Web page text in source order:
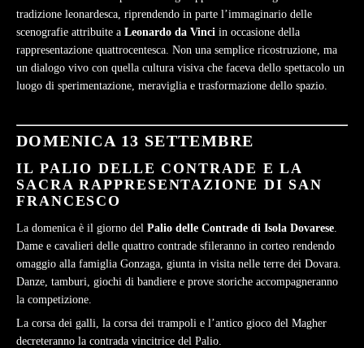
tradizione leonardesca, riprendendo in parte l’immaginario delle
scenografie attribuite a Leonardo da Vinci in occasione della
rappresentazione quattrocentesca. Non una semplice ricostruzione, ma
un dialogo vivo con quella cultura visiva che faceva dello spettacolo un
luogo di sperimentazione, meraviglia e trasformazione dello spazio.
DOMENICA 13 SETTEMBRE
IL PALIO DELLE CONTRADE E LA
SACRA RAPPRESENTAZIONE DI SAN
FRANCESCO
La domenica è il giorno del Palio delle Contrade di Isola Dovarese.
Dame e cavalieri delle quattro contrade sfileranno in corteo rendendo
omaggio alla famiglia Gonzaga, giunta in visita nelle terre dei Dovara.
Danze, tamburi, giochi di bandiere e prove storiche accompagneranno
la competizione.
La corsa dei galli, la corsa dei trampoli e l’antico gioco del Magher
decreteranno la contrada vincitrice del Palio.